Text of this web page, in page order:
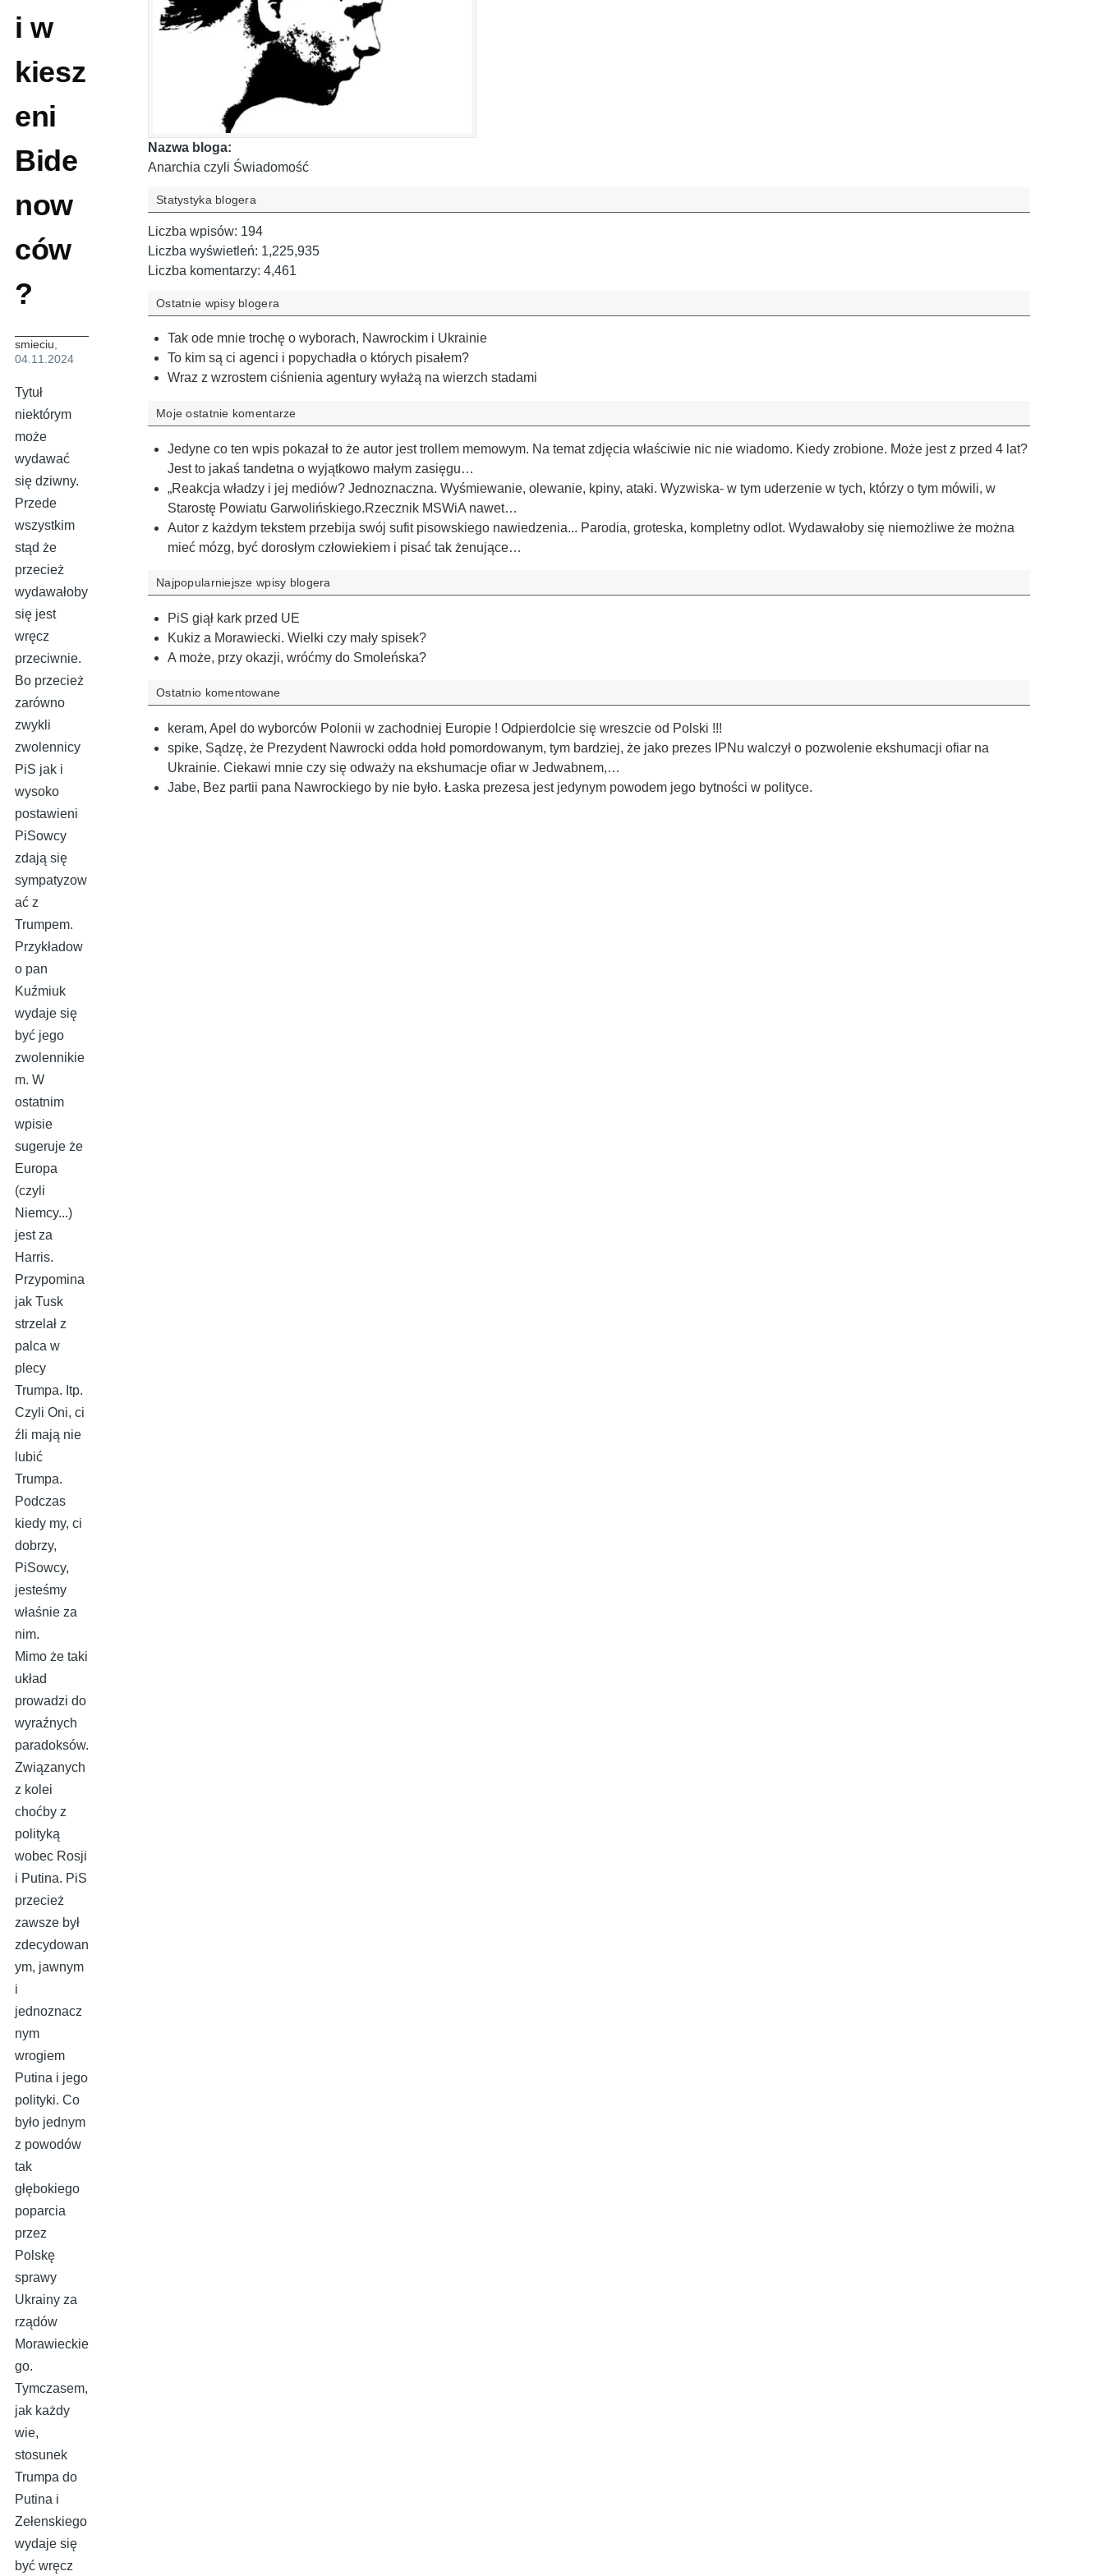
i w
kiesz
eni
Bide
now
ców
?
smieciu,
04.11.2024
Tytuł
niektórym
może
wydawać
się dziwny.
Przede
wszystkim
stąd że
przecież
wydawałoby
się jest
wręcz
przeciwnie.
Bo przecież
zarówno
zwykli
zwolennicy
PiS jak i
wysoko
postawieni
PiSowcy
zdają się
sympatyzow
ać z
Trumpem.
Przykładow
o pan
Kuźmiuk
wydaje się
być jego
zwolennikie
m. W
ostatnim
wpisie
sugeruje że
Europa
(czyli
Niemcy...)
jest za
Harris.
Przypomina
jak Tusk
strzelał z
palca w
plecy
Trumpa. Itp.
Czyli Oni, ci
źli mają nie
lubić
Trumpa.
Podczas
kiedy my, ci
dobrzy,
PiSowcy,
jesteśmy
właśnie za
nim.
Mimo że taki
układ
prowadzi do
wyraźnych
paradoksów.
Związanych
z kolei
choćby z
polityką
wobec Rosji
i Putina. PiS
przecież
zawsze był
zdecydowan
ym, jawnym
i
jednoznacz
nym
wrogiem
Putina i jego
polityki. Co
było jednym
z powodów
tak
głębokiego
poparcia
przez
Polskę
sprawy
Ukrainy za
rządów
Morawieckie
go.
Tymczasem,
jak każdy
wie,
stosunek
Trumpa do
Putina i
Zełenskiego
wydaje się
być wręcz
Nazwa bloga:
Anarchia czyli Świadomość
Statystyka blogera
Liczba wpisów: 194
Liczba wyświetleń: 1,225,935
Liczba komentarzy: 4,461
Ostatnie wpisy blogera
Tak ode mnie trochę o wyborach, Nawrockim i Ukrainie
To kim są ci agenci i popychadła o których pisałem?
Wraz z wzrostem ciśnienia agentury wyłażą na wierzch stadami
Moje ostatnie komentarze
Jedyne co ten wpis pokazał to że autor jest trollem memowym. Na temat zdjęcia właściwie nic nie wiadomo. Kiedy zrobione. Może jest z przed 4 lat?
Jest to jakaś tandetna o wyjątkowo małym zasięgu…
„Reakcja władzy i jej mediów? Jednoznaczna. Wyśmiewanie, olewanie, kpiny, ataki. Wyzwiska- w tym uderzenie w tych, którzy o tym mówili, w
Starostę Powiatu Garwolińskiego.Rzecznik MSWiA nawet…
Autor z każdym tekstem przebija swój sufit pisowskiego nawiedzenia... Parodia, groteska, kompletny odlot. Wydawałoby się niemożliwe że można
mieć mózg, być dorosłym człowiekiem i pisać tak żenujące…
Najpopularniejsze wpisy blogera
PiS giął kark przed UE
Kukiz a Morawiecki. Wielki czy mały spisek?
A może, przy okazji, wróćmy do Smoleńska?
Ostatnio komentowane
keram, Apel do wyborców Polonii w zachodniej Europie ! Odpierdolcie się wreszcie od Polski !!!
spike, Sądzę, że Prezydent Nawrocki odda hołd pomordowanym, tym bardziej, że jako prezes IPNu walczył o pozwolenie ekshumacji ofiar na
Ukrainie. Ciekawi mnie czy się odważy na ekshumacje ofiar w Jedwabnem,…
Jabe, Bez partii pana Nawrockiego by nie było. Łaska pre­zesa jest jedynym po­wodem jego byt­ności w polityce.